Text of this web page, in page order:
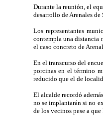
Durante la reunión, el
desarrollo de Arenales
Los representantes
contempla una distancia
el caso concreto de
En el transcurso del
porcinas en el término
reducido que el de
El alcalde recordó
no se implantarán si no
de los vecinos pese a